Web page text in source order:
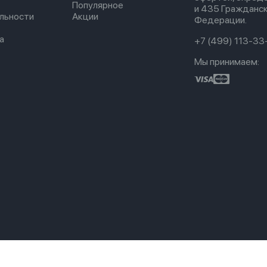
Популярное
Акции
и 435
Федерации.
+7 (499) 113-
Мы принимаем: